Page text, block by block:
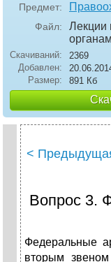
Предмет:
Файл:
Лекции
органам
Скачиваний:
2369
Добавлен:
Размер:
891 Кб
<
Вопрос 3.
Федеральные
вторым